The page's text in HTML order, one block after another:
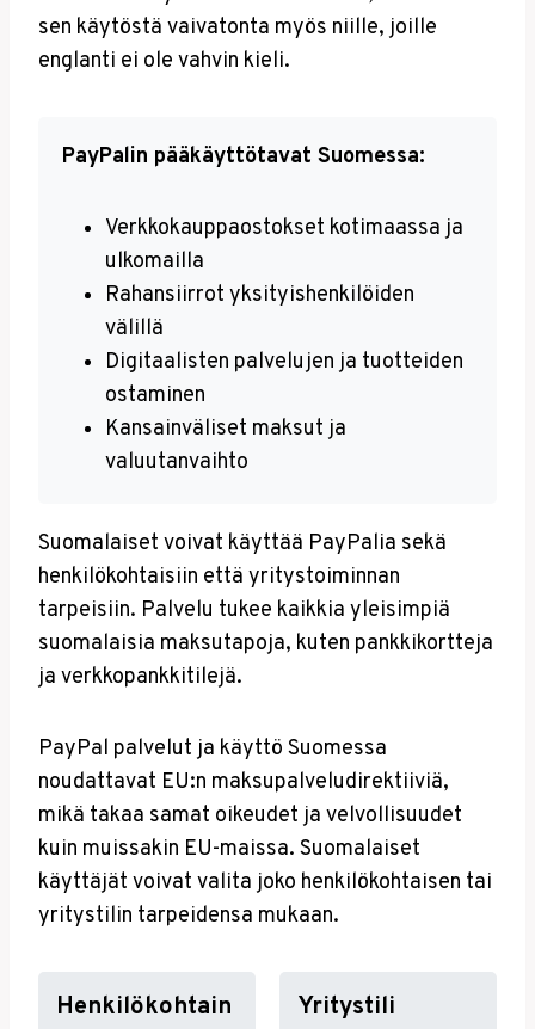
sen käytöstä vaivatonta myös niille, joille
englanti ei ole vahvin kieli.
PayPalin pääkäyttötavat Suomessa:
Verkkokauppaostokset kotimaassa ja
ulkomailla
Rahansiirrot yksityishenkilöiden
välillä
Digitaalisten palvelujen ja tuotteiden
ostaminen
Kansainväliset maksut ja
valuutanvaihto
Suomalaiset voivat käyttää PayPalia sekä
henkilökohtaisiin että yritystoiminnan
tarpeisiin. Palvelu tukee kaikkia yleisimpiä
suomalaisia maksutapoja, kuten pankkikortteja
ja verkkopankkitilejä.
PayPal palvelut ja käyttö Suomessa
noudattavat EU:n maksupalveludirektiiviä,
mikä takaa samat oikeudet ja velvollisuudet
kuin muissakin EU-maissa. Suomalaiset
käyttäjät voivat valita joko henkilökohtaisen tai
yritystilin tarpeidensa mukaan.
Henkilökohtain
Yritystili